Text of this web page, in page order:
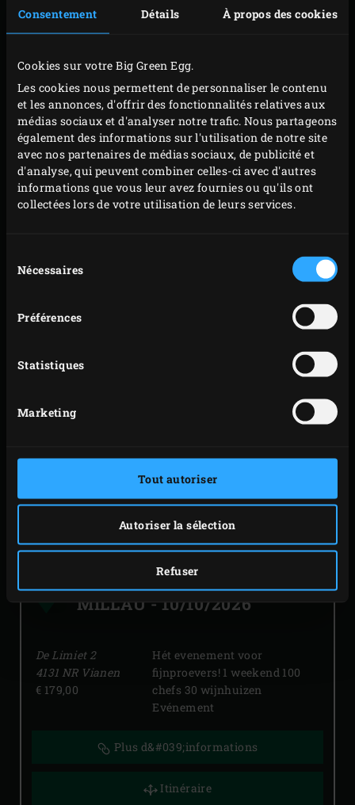
Consentement Détails À propos des cookies
Cookies sur votre Big Green Egg.
Les cookies nous permettent de personnaliser le contenu
et les annonces, d'offrir des fonctionnalités relatives aux
médias sociaux et d'analyser notre trafic. Nous partageons
également des informations sur l'utilisation de notre site
avec nos partenaires de médias sociaux, de publicité et
d'analyse, qui peuvent combiner celles-ci avec d'autres
informations que vous leur avez fournies ou qu'ils ont
collectées lors de votre utilisation de leurs services.
duNécessaires
Préférences
Statistiques
Marketing
Tout autoriser
Autoriser la sélection
Refuser
EVÉNEMENTS
GRILLKURS KLOSTER
MARIA LAACH-8/22/2026
Maria Laach12
56653 Glees
€ 139,00
Basic
Atelier de base
9/26/2026
56653Glees
Plus d&#039;informations
Itinéraire
100 CHEFS BY GAULT &AMP;
MILLAU-10/10/2026
De Limiet 2
4131 NR Vianen
€ 179,00
Hét evenement voor
fijnproevers! 1 weekend 100
chefs 30 wijnhuizen
Evénement
Plus d&#039;informations
Itinéraire